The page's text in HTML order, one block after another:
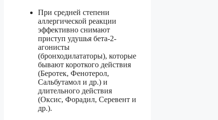
При средней степени
аллергической реакции
эффективно снимают
приступ удушья бета-2-
агонисты
(бронходилататоры), которые
бывают короткого действия
(Беротек, Фенотерол,
Сальбутамол и др.) и
длительного действия
(Оксис, Форадил, Серевент и
др.).